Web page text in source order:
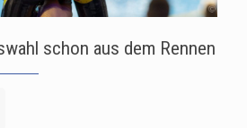
schon aus dem Rennen